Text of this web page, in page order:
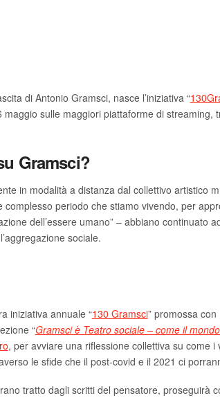
di Antonio Gramsci, nasce l’iniziativa “
sulle maggiori piattaforme di streaming,
Gramsci?
in modalità a distanza dal collettivo artistico
periodo che stiamo vivendo, per
dell’essere umano” – abbiano
sociale.
iniziativa annuale “130 Gramsci” promossa
“Gramsci è Teatro sociale – come il
, per avviare una riflessione collettiva su come
le sfide che il post-covid e il 2021 ci
tratto dagli scritti del pensatore, proseguirà